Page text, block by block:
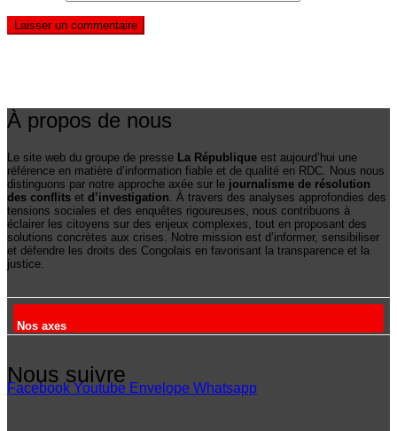
À propos de nous
Le site web du groupe de presse La République est aujourd’hui une
référence en matière d’information fiable et de qualité en RDC. Nous nous
distinguons par notre approche axée sur le journalisme de résolution
des conflits et d’investigation . À travers des analyses approfondies des
tensions sociales et des enquêtes rigoureuses, nous contribuons à
éclairer les citoyens sur des enjeux complexes, tout en proposant des
solutions concrètes aux crises. Notre mission est d’informer, sensibiliser
et défendre les droits des Congolais en favorisant la transparence et la
justice.
Nos axes
Nous suivre
Facebook Youtube Envelope Whatsapp